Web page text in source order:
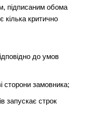
підписаним обома
кілька критично
до умов
сторони замовника;
запускає строк